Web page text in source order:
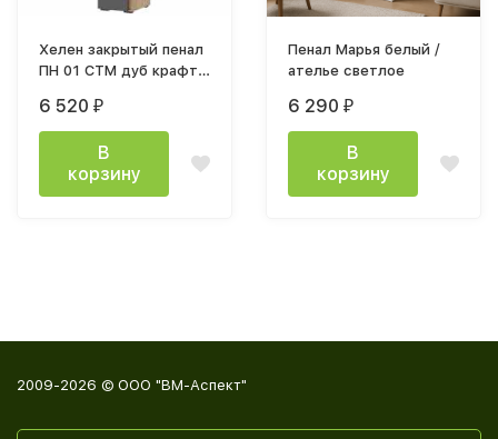
Хелен закрытый пенал
ПН 01 СТМ дуб крафт
6 520 ₽
В
корзину
Пенал Марья белый /
ателье светлое
6 290 ₽
В
корзину
2009-2026 © ООО "ВМ-Аспект"